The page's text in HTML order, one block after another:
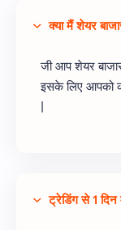
क्या मैं शेयर
जी आप शेयर
इसके लिए आपको
|
ट्रेडिंग से 1